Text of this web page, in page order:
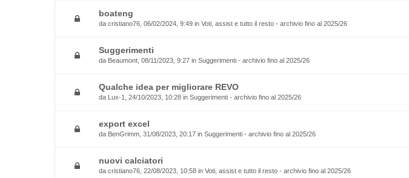
boateng
da cristiano76 , 06/02/2024, 9:49 in Voti, assist e tutto il resto - archivio fino al 2025/26
Suggerimenti
da Beaumont , 08/11/2023, 9:27 in Suggerimenti - archivio fino al 2025/26
Qualche idea per migliorare REVO
da Lux-1 , 24/10/2023, 10:28 in Suggerimenti - archivio fino al 2025/26
export excel
da BenGrimm , 31/08/2023, 20:17 in Suggerimenti - archivio fino al 2025/26
nuovi calciatori
da cristiano76 , 22/08/2023, 10:58 in Voti, assist e tutto il resto - archivio fino al 2025/26